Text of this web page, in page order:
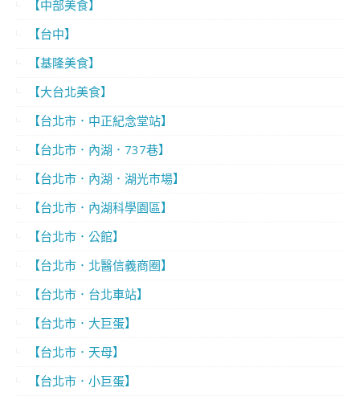
【中部美食】
【台中】
【基隆美食】
【大台北美食】
【台北市．中正紀念堂站】
【台北市．內湖．737巷】
【台北市．內湖．湖光市場】
【台北市．內湖科學園區】
【台北市．公館】
【台北市．北醫信義商圈】
【台北市．台北車站】
【台北市．大巨蛋】
【台北市．天母】
【台北市．小巨蛋】